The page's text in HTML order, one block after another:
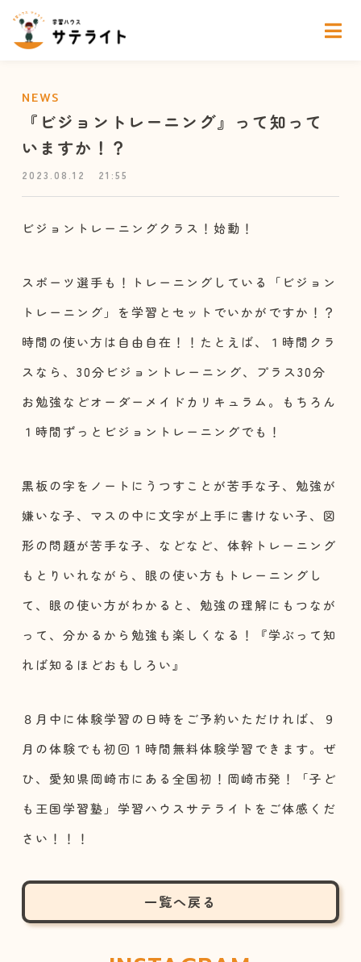
NEWS
『ビジョントレーニング』って知って
いますか！？
2023.08.12 21:55
ビジョントレーニングクラス！始動！
スポーツ選手も！トレーニングしている「ビジョン
トレーニング」を学習とセットでいかがですか！？
時間の使い方は自由自在！！たとえば、１時間クラ
スなら、30分ビジョントレーニング、プラス30分
お勉強などオーダーメイドカリキュラム。もちろん
１時間ずっとビジョントレーニングでも！
黒板の字をノートにうつすことが苦手な子、勉強が
嫌いな子、マスの中に文字が上手に書けない子、図
形の問題が苦手な子、などなど、体幹トレーニング
もとりいれながら、眼の使い方もトレーニングし
て、眼の使い方がわかると、勉強の理解にもつなが
って、分かるから勉強も楽しくなる！『学ぶって知
れば知るほどおもしろい』
８月中に体験学習の日時をご予約いただければ、９
月の体験でも初回１時間無料体験学習できます。ぜ
ひ、愛知県岡崎市にある全国初！岡崎市発！「子ど
も王国学習塾」学習ハウスサテライトをご体感くだ
さい！！！
一覧へ戻る